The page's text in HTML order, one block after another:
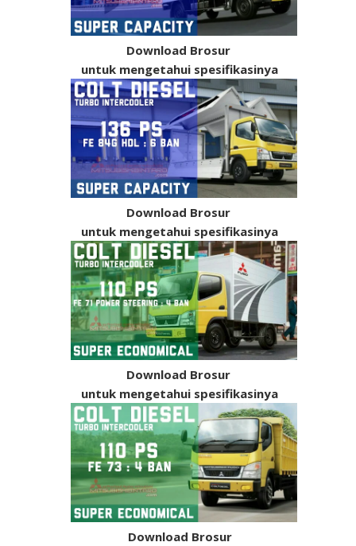
Download Brosur
untuk mengetahui spesifikasinya
Download Brosur
untuk mengetahui spesifikasinya
Download Brosur
untuk mengetahui spesifikasinya
Download Brosur